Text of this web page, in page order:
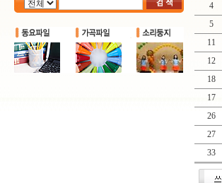
4
5
11
12
18
17
26
27
33